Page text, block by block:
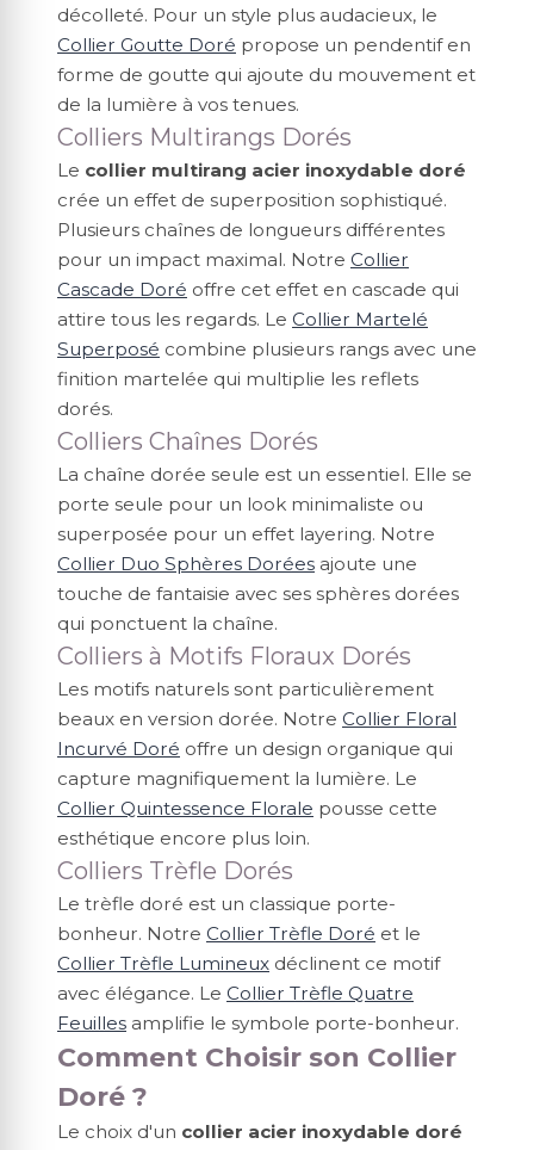
décolleté. Pour un style plus audacieux, le
Collier Goutte Doré propose un pendentif en
forme de goutte qui ajoute du mouvement et
de la lumière à vos tenues.
Colliers Multirangs Dorés
Le collier multirang acier inoxydable doré
crée un effet de superposition sophistiqué.
Plusieurs chaînes de longueurs différentes
pour un impact maximal. Notre Collier
Cascade Doré offre cet effet en cascade qui
attire tous les regards. Le Collier Martelé
Superposé combine plusieurs rangs avec une
finition martelée qui multiplie les reflets
dorés.
Colliers Chaînes Dorés
La chaîne dorée seule est un essentiel. Elle se
porte seule pour un look minimaliste ou
superposée pour un effet layering. Notre
Collier Duo Sphères Dorées ajoute une
touche de fantaisie avec ses sphères dorées
qui ponctuent la chaîne.
Colliers à Motifs Floraux Dorés
Les motifs naturels sont particulièrement
beaux en version dorée. Notre Collier Floral
Incurvé Doré offre un design organique qui
capture magnifiquement la lumière. Le
Collier Quintessence Florale pousse cette
esthétique encore plus loin.
Colliers Trèfle Dorés
Le trèfle doré est un classique porte-
bonheur. Notre Collier Trèfle Doré et le
Collier Trèfle Lumineux déclinent ce motif
avec élégance. Le Collier Trèfle Quatre
Feuilles amplifie le symbole porte-bonheur.
Comment Choisir son Collier
Doré ?
Le choix d'un collier acier inoxydable doré